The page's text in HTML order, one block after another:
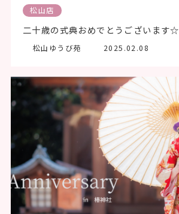
松山店
二十歳の式典おめでとうございます☆
松山ゆうび苑 2025.02.08